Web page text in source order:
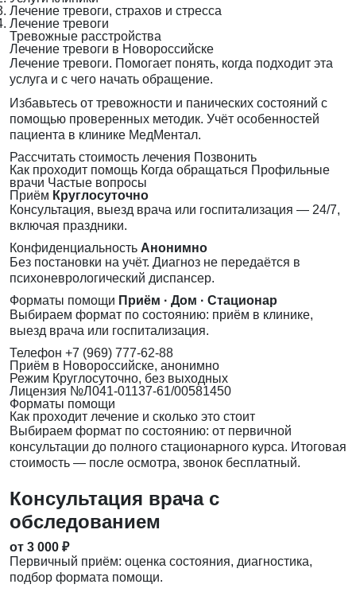
Лечение тревоги, страхов и стресса
Лечение тревоги
Тревожные расстройства
Лечение тревоги в Новороссийске
Лечение тревоги. Помогает понять, когда подходит эта
услуга и с чего начать обращение.
Избавьтесь от тревожности и панических состояний с
помощью проверенных методик. Учёт особенностей
пациента в клинике МедМентал.
Рассчитать стоимость лечения Позвонить
Как проходит помощь Когда обращаться Профильные
врачи Частые вопросы
Приём Круглосуточно
Консультация, выезд врача или госпитализация — 24/7,
включая праздники.
Конфиденциальность Анонимно
Без постановки на учёт. Диагноз не передаётся в
психоневрологический диспансер.
Форматы помощи Приём · Дом · Стационар
Выбираем формат по состоянию: приём в клинике,
выезд врача или госпитализация.
Телефон +7 (969) 777-62-88
Приём в Новороссийске, анонимно
Режим Круглосуточно, без выходных
Лицензия №Л041-01137-61/00581450
Форматы помощи
Как проходит лечение и сколько это стоит
Выбираем формат по состоянию: от первичной
консультации до полного стационарного курса. Итоговая
стоимость — после осмотра, звонок бесплатный.
Консультация врача с
обследованием
от 3 000 ₽
Первичный приём: оценка состояния, диагностика,
подбор формата помощи.